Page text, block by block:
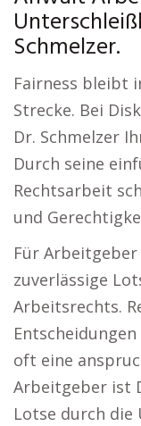
Schmelzer.
Fairness bleibt
Strecke. Bei
Dr. Schmelzer
Durch seine
Rechtsarbeit
und
Für
zuverlässige
Arbeitsrechts.
oft eine
Arbeitgeber ist
Lotse durch die